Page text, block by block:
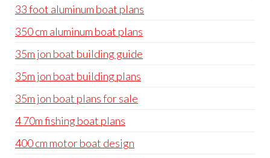
33 foot aluminum boat plans
350 cm aluminum boat plans
35m jon boat building guide
35m jon boat building plans
35m jon boat plans for sale
4 70m fishing boat plans
400 cm motor boat design